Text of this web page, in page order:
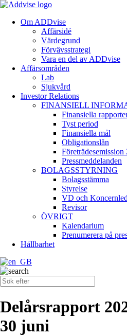
Om ADDvise
Affärsidé
Värdegrund
Förvävsstrategi
Vara en del av ADDvise
Affärsområden
Lab
Sjukvård
Investor Relations
FINANSIELL
Finansiella
Tyst period
Finansiella mål
Obligationslån
Företrädesemission
Pressmeddelanden
BOLAGSSTYRNING
Bolagsstämma
Styrelse
VD och
Revisor
ÖVRIGT
Kalendarium
Prenumerera på
Hållbarhet
Delårsrapport
30 juni